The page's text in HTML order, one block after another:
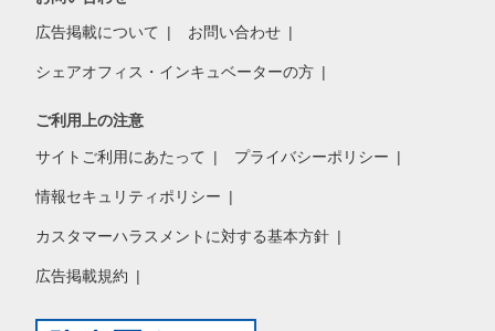
広告掲載について お問い合わせ
シェアオフィス・インキュベーターの方
ご利用上の注意
サイトご利用にあたって プライバシーポリシー
情報セキュリティポリシー
カスタマーハラスメントに対する基本方針
広告掲載規約